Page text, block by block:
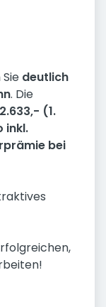
deutlich
. Die
(1.
inkl.
bei